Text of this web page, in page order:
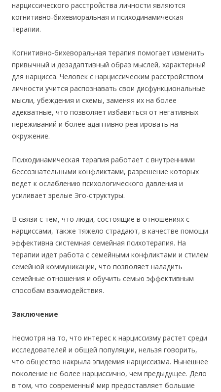
нарциссического расстройства личности являются
когнитивно-бихевиоральная и психодинамическая
терапии.
Когнитивно-бихеворальная терапия помогает изменить
привычный и дезадаптивный образ мыслей, характерный
для нарцисса. Человек с нарциссическим расстройством
личности учится распознавать свои дисфункциональные
мысли, убеждения и схемы, заменяя их на более
адекватные, что позволяет избавиться от негативных
переживаний и более адаптивно реагировать на
окружение.
Психодинамическая терапия работает с внутренними
бессознательными конфликтами, разрешение которых
ведет к ослаблению психологического давления и
усиливает зрелые Эго-структуры.
В связи с тем, что люди, состоящие в отношениях с
нарциссами, также тяжело страдают, в качестве помощи
эффективна системная семейная психотерапия. На
терапии идет работа с семейными конфликтами и стилем
семейной коммуникации, что позволяет наладить
семейные отношения и обучить семью эффективным
способам взаимодействия.
Заключение
Несмотря на то, что интерес к нарциссизму растет среди
исследователей и общей популяции, нельзя говорить,
что общество накрыла эпидемия нарциссизма. Нынешнее
поколение не более нарциссично, чем предыдущее. Дело
в том, что современный мир предоставляет большие